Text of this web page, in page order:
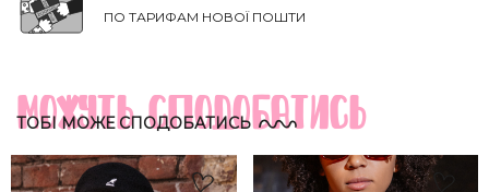
ПО ТАРИФАМ НОВОЇ ПОШТИ
Можуть сподобатись
ТОБІ МОЖЕ СПОДОБАТИСЬ
ТВІЙ ТАЄМНИЙ СПИСОК БАЖАНЬ
XS-S 81-85 60-65
S-M 85-89 65-70 93-98